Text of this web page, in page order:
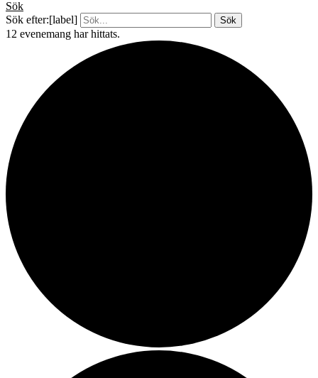
Sök
Sök efter:[label]
12 evenemang har hittats.